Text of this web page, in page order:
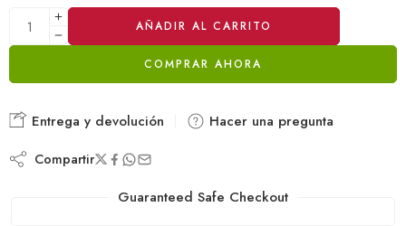
AÑADIR AL CARRITO
COMPRAR AHORA
Alternative:
Entrega y devolución Hacer una pregunta
Compartir
Guaranteed Safe Checkout